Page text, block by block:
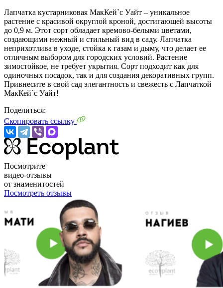
Лапчатка кустарниковая МакКей`с Уайт – уникальное
растение с красивой округлой кроной, достигающей высоты
до 0,9 м. Этот сорт обладает кремово-белыми цветами,
создающими нежный и стильный вид в саду. Лапчатка
неприхотлива в уходе, стойка к газам и дыму, что делает ее
отличным выбором для городских условий. Растение
зимостойкое, не требует укрытия. Сорт подходит как для
одиночных посадок, так и для создания декоративных групп.
Привнесите в свой сад элегантность и свежесть с Лапчаткой
МакКей`с Уайт!
Поделиться:
Скопировать ссылку
Посмотрите
видео-отзывы
от знаменитостей
Посмотреть отзывы